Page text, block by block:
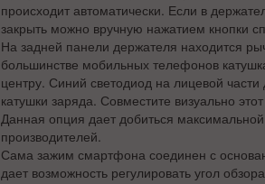
происходит автоматически. Если в
закрыть можно вручную нажатием кнопки
На задней панели держателя находится
большинстве мобильных телефонов
центру. Синий светодиод на лицевой
катушки заряда. Совместите визуально
Данная опция дает добиться
производителей.
Сама зажим смартфона соединен с
дает возможность регулировать угол